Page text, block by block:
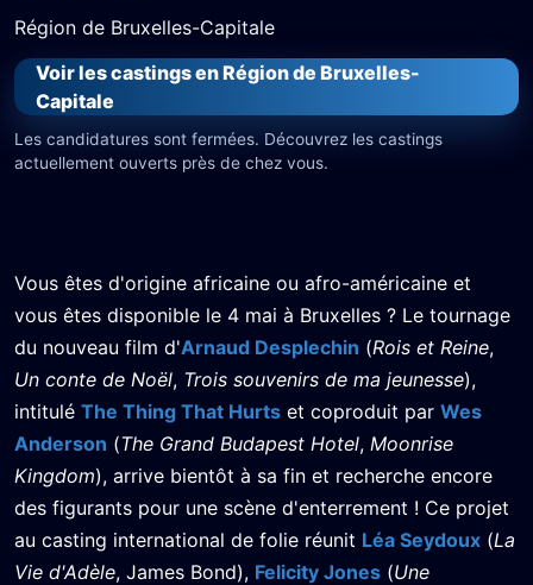
Région de Bruxelles-Capitale
Voir les castings en Région de Bruxelles-
Capitale
Les candidatures sont fermées. Découvrez les castings
actuellement ouverts près de chez vous.
Vous êtes d'origine africaine ou afro-américaine et
vous êtes disponible le 4 mai à Bruxelles ? Le tournage
du nouveau film d'Arnaud Desplechin (Rois et Reine,
Un conte de Noël, Trois souvenirs de ma jeunesse),
intitulé The Thing That Hurts et coproduit par Wes
Anderson (The Grand Budapest Hotel, Moonrise
Kingdom), arrive bientôt à sa fin et recherche encore
des figurants pour une scène d'enterrement ! Ce projet
au casting international de folie réunit Léa Seydoux (La
Vie d'Adèle, James Bond), Felicity Jones (Une